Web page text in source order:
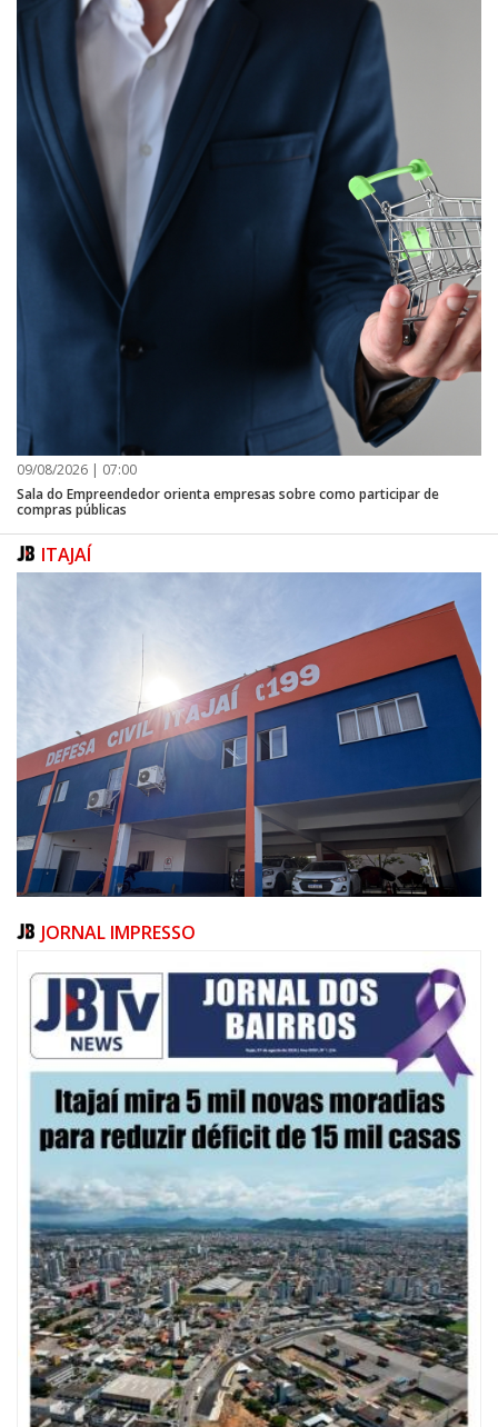
09/08/2026 | 07:00
Sala do Empreendedor orienta empresas sobre como participar de
compras públicas
ITAJAÍ
09/08/2026 | 07:00
Defesa Civil de Itajaí apresentará plano de contingência contra El Niño na
ITAJAÍ
JORNAL IMPRESSO